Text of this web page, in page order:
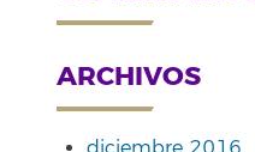
ARCHIVOS